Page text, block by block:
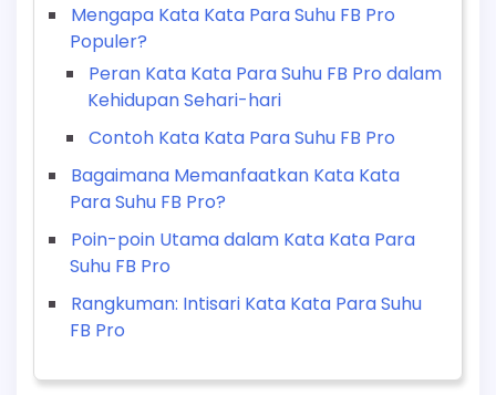
Mengapa Kata Kata Para Suhu FB Pro
Populer?
Peran Kata Kata Para Suhu FB Pro dalam
Kehidupan Sehari-hari
Contoh Kata Kata Para Suhu FB Pro
Bagaimana Memanfaatkan Kata Kata
Para Suhu FB Pro?
Poin-poin Utama dalam Kata Kata Para
Suhu FB Pro
Rangkuman: Intisari Kata Kata Para Suhu
FB Pro